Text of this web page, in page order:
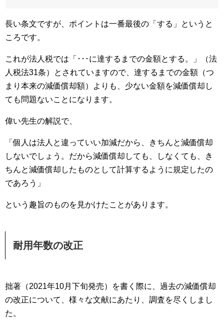
長い条文ですが、ポイントは一番最後の「する」というと
ころです。
これが法人税では「･･･に達するまでの金額とする。」（法
人税法31条）とされていますので、達するまでの金額（つ
まり本来の減価償却額）よりも、少ない金額を減価償却し
ても問題ないことになります。
偉い先生の解説で、
「個人は法人と違っていい加減だから、きちんと減価償却
しないでしょう。だから減価償却しても、しなくても、き
ちんと減価償却したものとして計算するように規定したの
であろう」
という趣旨のものを見かけたことがあります。
耐用年数の改正
拙著（2021年10月下旬発売）を書く際に、過去の減価償却
の改正について、様々な文献にあたり、調査を尽くしまし
た。